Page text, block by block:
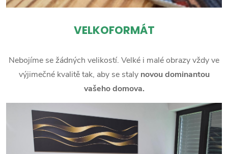
VELKOFORMÁT
Nebojíme se žádných velikostí. Velké i malé obrazy vždy ve
výjimečné kvalitě tak, aby se staly novou dominantou
vašeho domova.